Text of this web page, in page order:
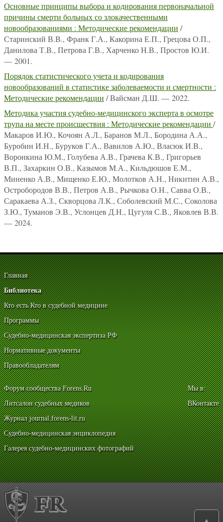
Основные принципы выбора и кодирования первоначальной
причины смерти больных со злокачественными
новообразованиями : Методические рекомендации /
Старинский В.В., Франк Г.А., Какорина Е.П., Грецова О.П.,
Данилова Т.В., Петрова Г.В., Харченко Н.В., Простов Ю.И.
— 2001.
Порядок статистического учета и кодирования
новообразований в статистике заболеваемости и смертности :
Методические рекомендации / Вайсман Д.Ш. — 2022.
Методика участия судебно-медицинского эксперта в осмотре
трупа на месте происшествия : Методические рекомендации /
Макаров И.Ю., Кочоян А.Л., Баранов М.Л., Бородина А.А.,
Буробин И.Н., Буруков Г.А., Вавилов А.Ю., Власюк И.В.,
Воронкина Ю.М., Голубева А.В., Грачева К.В., Григорьев
В.П., Захаркин О.В., Казымов М.А., Кильдюшов Е.М.,
Миненко А.В., Мищенко Е.Ю., Молотков А.Н., Никитин А.В.,
Остробородов В.В., Петров А.В., Рычкова О.Н., Савва О.В.,
Саракаева А.З., Скворцова Л.К., Соболевский М.С., Соколова
З.Ю., Туманов Э.В., Услонцев Д.Н., Цугуля С.В., Яковлев В.В.
— 2024.
Главная
Библиотека
Кто есть Кто в судебной медицине
Программы
Судебно-медицинская экспертиза РФ
Нормативные документы
Правообладателям
Форум сообщества Forens.Ru
Литсалон судебных медиков
Журнал journal.forens-lit.ru
Судебно-медицинская энциклопедия
Галерея судебно-медицинских фотографий
Мы в:
ВКонтакте